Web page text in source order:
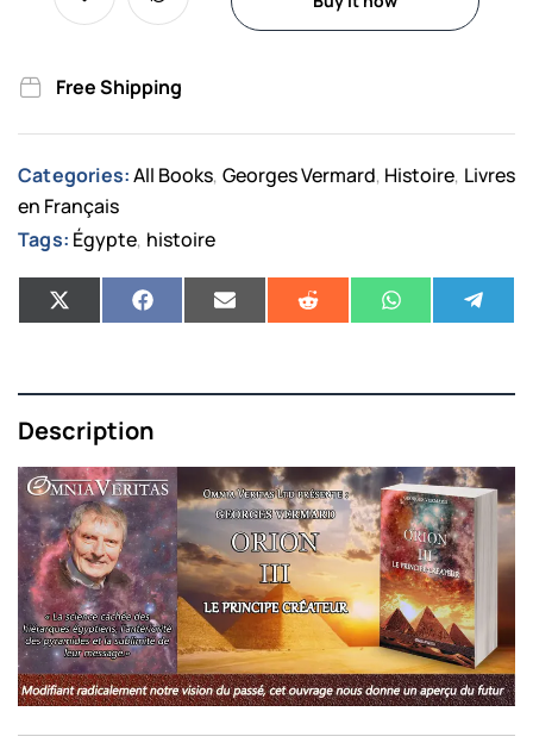
Free Shipping
Categories: All Books, Georges Vermard, Histoire, Livres
en Français
Tags: Égypte, histoire
Description